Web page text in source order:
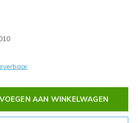
AAN WINKELWAGEN